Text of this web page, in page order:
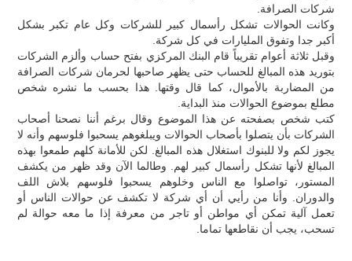
شركات الصرافة.
وكانت الحوالات تشكل رأسمال كبير للشركات وكل عام تكبر بشكل
أكبر جدا وتفوق المليارات في كل شركة.
وقبل ثلاثة أعوام تقريباً قام البنك المركزي بفتح حساب وألزم الشركات
بتوريد هذه المبالغ للحساب حتى يظهر صاحبها لحرمان شركات الصرافة
من المضاربة بالأموال، كما قال وقتها. هذا بحسب ما نشره شخص
مطلع بموضوع الحوالات منذ البداية.
كتب شخص بصفحته عن هذا الموضوع وقال برغم أننا نصحنا أصحاب
الشركات بأن يتصلوا بأصحاب الحوالات ويبلغوهم يسحبوا فلوسهم وأنه لا
يجوز لكم ولا للبنوك استغلال هذه المبالغ. لكن للأمانة كلهم طمعوا بهذه
المبالغ لأنها تشكل رأسمال كبير لهم. وطالما الآن وقد ظهر من يكشف
المستور، تواصلوا مع الناس وخلوهم يسحبوا فلوسهم بلاش اللف
والدوران. وأنا من رأيي أن أي شركة لا تكشف عن حوالات الناس أو
تعمل آلية تمكن أي مواطن أو تاجر من معرفة إذا ما معه حوالة لم
تسحب، يجب أن نقاطعها تماما.